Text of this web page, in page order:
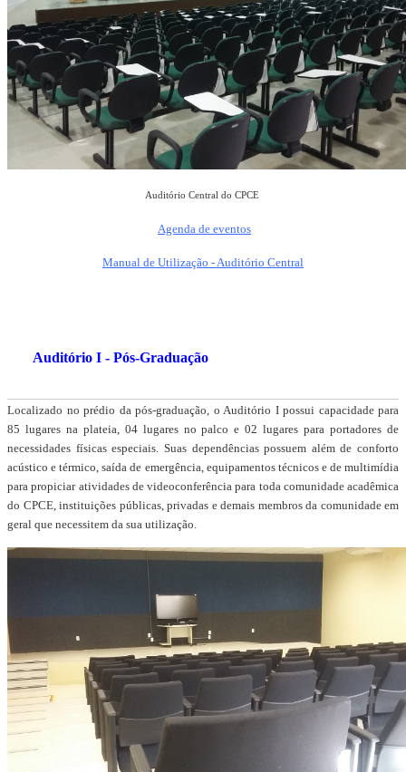
Auditório Central do CPCE
Agenda de eventos
Manual de Utilização - Auditório Central
Auditório I - Pós-Graduação
Localizado no prédio da pós-graduação, o Auditório I possui capacidade para
85 lugares na plateia, 04 lugares no palco e 02 lugares para portadores de
necessidades físicas especiais. Suas dependências possuem além de conforto
acústico e térmico, saída de emergência, equipamentos técnicos e de multimídia
para propiciar atividades de videoconferência para toda comunidade acadêmica
do CPCE, instituições públicas, privadas e demais membros da comunidade em
geral que necessitem da sua utilização.